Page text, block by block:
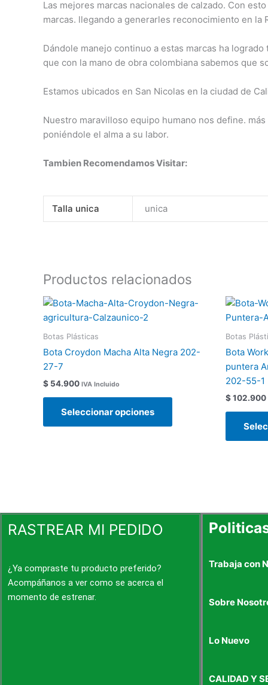
Las mejores marcas nacionales de calzado. Con
marcas. llegando a generarles reconocimiento en la
Dándole manejo continuo a estas marcas ha
que con la mano de obra colombiana sabemos que
Estamos ubicados en San Nicolas en la ciudad de
Nuestro maravilloso equipo humano nos define.
poniéndole el alma a su labor.
Tambien Recomendamos Visitar:
Talla unica unica
Productos relacionados
Botas Plásticas
Bota Croydon Macha Alta Negra 202-
27-7
$ 54.900 IVA Incluido
Seleccionar opciones
Este
variantes.
Botas
Bota
puntera
202-55-1
$102.900
RASTREAR MI PEDIDO
¿Ya compraste tu producto preferido?
Acompáñanos a ver como se acerca el
momento de estrenar.
Trabaja con
Sobre
Lo Nuevo
CALIDAD Y